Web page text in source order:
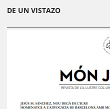
DE UN VISTAZO